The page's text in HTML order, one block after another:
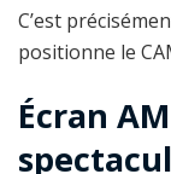
C’est
positionne le
Écran